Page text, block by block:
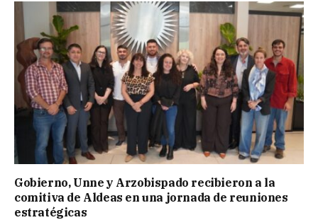
Gobierno, Unne y Arzobispado recibieron a la
comitiva de Aldeas en una jornada de reuniones
estratégicas